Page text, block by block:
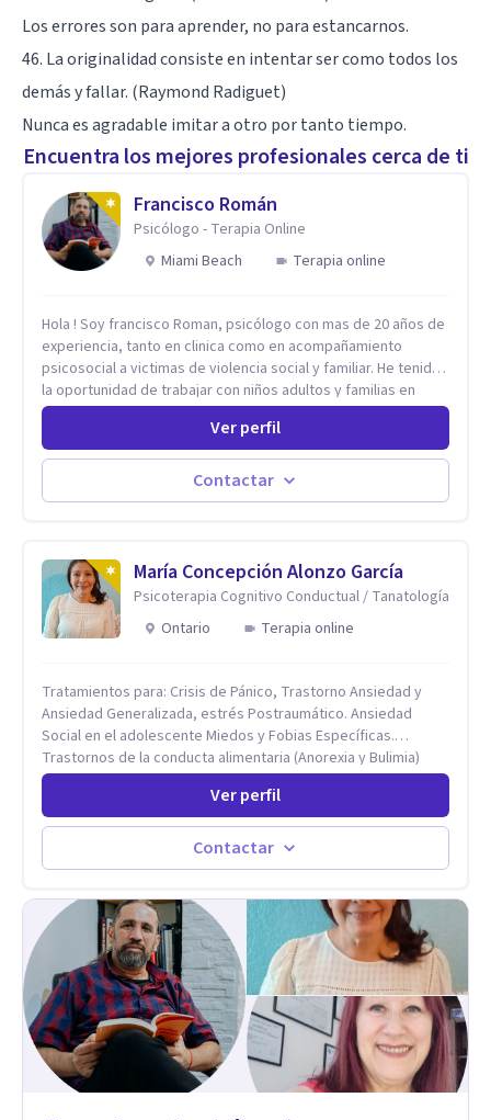
Los errores son para aprender, no para estancarnos.
46. La originalidad consiste en intentar ser como todos los
demás y fallar. (Raymond Radiguet)
Nunca es agradable imitar a otro por tanto tiempo.
Encuentra los mejores profesionales cerca de ti
Francisco Román
Psicólogo - Terapia Online
Miami Beach
Terapia online
Hola ! Soy francisco Roman, psicólogo con mas de 20 años de
experiencia, tanto en clinica como en acompañamiento
psicosocial a victimas de violencia social y familiar. He tenido
la oportunidad de trabajar con niños adultos y familias en
todos los espacios y esto me ha dado un una variedad de
aprendizajes que ahora pongo a tu disposicion. En la
actualidad puedo atenderte de manera presencial y/o virtual,
de lunes a sabado. el costo de cada sesión lo acordamos en
el primer contacto
Ver perfil
Contactar
María Concepción Alonzo García
Psicoterapia Cognitivo Conductual / Tanatología
Ontario
Terapia online
Tratamientos para: Crisis de Pánico, Trastorno Ansiedad y
Ansiedad Generalizada, estrés Postraumático. Ansiedad
Social en el adolescente Miedos y Fobias Específicas.
Trastornos de la conducta alimentaria (Anorexia y Bulimia)
Modificación conductas no deseadas. Impulsividad,
conductas obsesivas, compulsividad. Trastorno obsesivo
compulsivo. Tratamiento Eficaz para la Depresión (AC)
Evaluación, contención e intervención en riesgo Suicida
Conductas autolesivas en el adolescente. Problemas con el
Mindfulness. Estimulación temprana, Establecimiento del
vínculo del Apego Seguro. Orientación sexual,
Acompañamiento Tanatológico. Cuidados paliativos en
enfermedades crónicas.
Ver perfil
Contactar